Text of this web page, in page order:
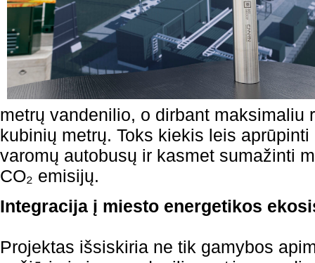
metrų vandenilio, o dirbant maksimaliu
kubinių metrų. Toks kiekis leis
varomų autobusų ir kasmet sumažinti
CO₂ emisijų.
Integracija į miesto energetikos
Projektas išsiskiria ne tik gamybos